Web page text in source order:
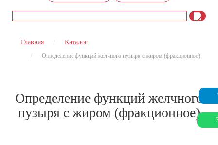
Главная Каталог
Определение функций желчного пузыря с жиром (фракционное)
Определение функций желчного
пузыря с жиром (фракционное)